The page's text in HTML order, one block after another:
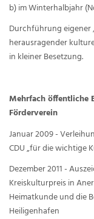
b) im Winterhalbjahr
Durchführung eigener
herausragender
in kleiner Besetzung.
Mehrfach öffentliche
Förderverein
Januar 2009 -
CDU „für die wichtige
Dezember 2011 -
Kreiskulturpreis in
Heimatkunde und die
Heiligenhafen